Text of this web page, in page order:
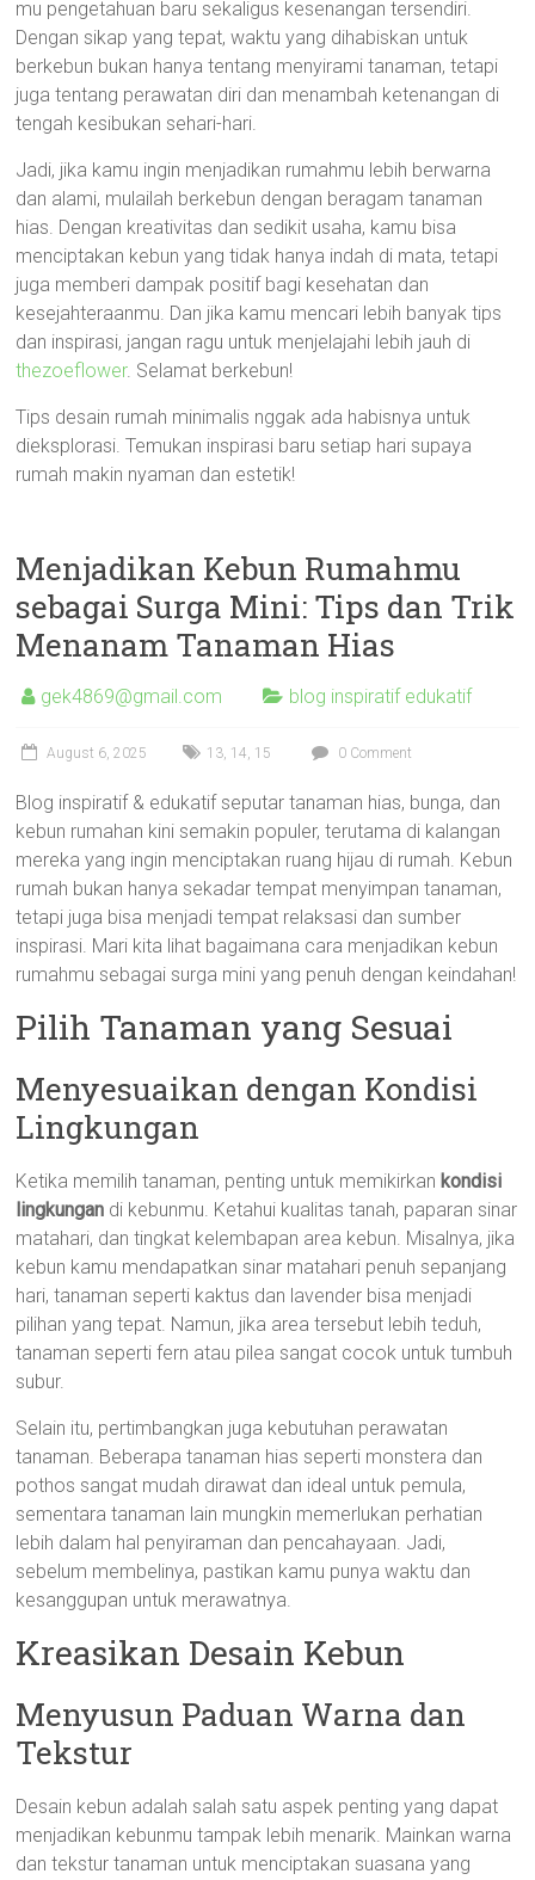
mu pengetahuan baru sekaligus kesenangan tersendiri.
Dengan sikap yang tepat, waktu yang dihabiskan untuk
berkebun bukan hanya tentang menyirami tanaman, tetapi
juga tentang perawatan diri dan menambah ketenangan di
tengah kesibukan sehari-hari.
Jadi, jika kamu ingin menjadikan rumahmu lebih berwarna
dan alami, mulailah berkebun dengan beragam tanaman
hias. Dengan kreativitas dan sedikit usaha, kamu bisa
menciptakan kebun yang tidak hanya indah di mata, tetapi
juga memberi dampak positif bagi kesehatan dan
kesejahteraanmu. Dan jika kamu mencari lebih banyak tips
dan inspirasi, jangan ragu untuk menjelajahi lebih jauh di
thezoeflower. Selamat berkebun!
Tips desain rumah minimalis nggak ada habisnya untuk
dieksplorasi. Temukan inspirasi baru setiap hari supaya
rumah makin nyaman dan estetik!
Menjadikan Kebun Rumahmu
sebagai Surga Mini: Tips dan Trik
Menanam Tanaman Hias
gek4869@gmail.com blog inspiratif edukatif
August 6, 2025 13, 14, 15 0 Comment
Blog inspiratif & edukatif seputar tanaman hias, bunga, dan
kebun rumahan kini semakin populer, terutama di kalangan
mereka yang ingin menciptakan ruang hijau di rumah. Kebun
rumah bukan hanya sekadar tempat menyimpan tanaman,
tetapi juga bisa menjadi tempat relaksasi dan sumber
inspirasi. Mari kita lihat bagaimana cara menjadikan kebun
rumahmu sebagai surga mini yang penuh dengan keindahan!
Pilih Tanaman yang Sesuai
Menyesuaikan dengan Kondisi
Lingkungan
Ketika memilih tanaman, penting untuk memikirkan kondisi
lingkungan di kebunmu. Ketahui kualitas tanah, paparan sinar
matahari, dan tingkat kelembapan area kebun. Misalnya, jika
kebun kamu mendapatkan sinar matahari penuh sepanjang
hari, tanaman seperti kaktus dan lavender bisa menjadi
pilihan yang tepat. Namun, jika area tersebut lebih teduh,
tanaman seperti fern atau pilea sangat cocok untuk tumbuh
subur.
Selain itu, pertimbangkan juga kebutuhan perawatan
tanaman. Beberapa tanaman hias seperti monstera dan
pothos sangat mudah dirawat dan ideal untuk pemula,
sementara tanaman lain mungkin memerlukan perhatian
lebih dalam hal penyiraman dan pencahayaan. Jadi,
sebelum membelinya, pastikan kamu punya waktu dan
kesanggupan untuk merawatnya.
Kreasikan Desain Kebun
Menyusun Paduan Warna dan
Tekstur
Desain kebun adalah salah satu aspek penting yang dapat
menjadikan kebunmu tampak lebih menarik. Mainkan warna
dan tekstur tanaman untuk menciptakan suasana yang